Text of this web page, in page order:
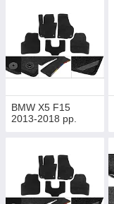
BMW X5 F15
2013-2018 рр.